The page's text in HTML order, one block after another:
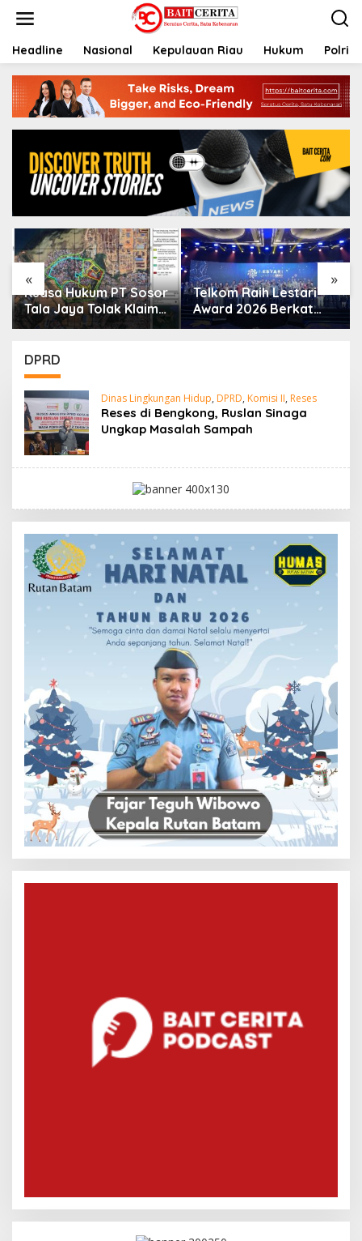
t
Headline Nasional Kepulauan Riau Hukum Polri
« »
Kuasa Hukum PT Sosor
Tala Jaya Tolak Klaim
Perluasan Kampung
Telkom Raih Lestari
Award 2026 Berkat
Program
DPRD
Dinas Lingkungan Hidup, DPRD, Komisi II, Reses
Reses di Bengkong, Ruslan Sinaga
Ungkap Masalah Sampah